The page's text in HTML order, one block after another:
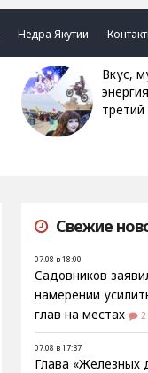
Недра Якутии
Вкус, музыка и
Свежие
07.08 в 18:00
Садовников
намерении
глав на местах
2
07.08 в 17:37
Глава «Железных